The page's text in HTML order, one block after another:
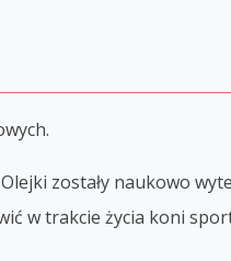
zostały naukowo
w trakcie życia koni